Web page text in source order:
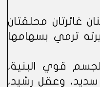
غائرتان محلقتان
ترمي بسهامها
قوي البنية،
سديد، وعقل رشيد،